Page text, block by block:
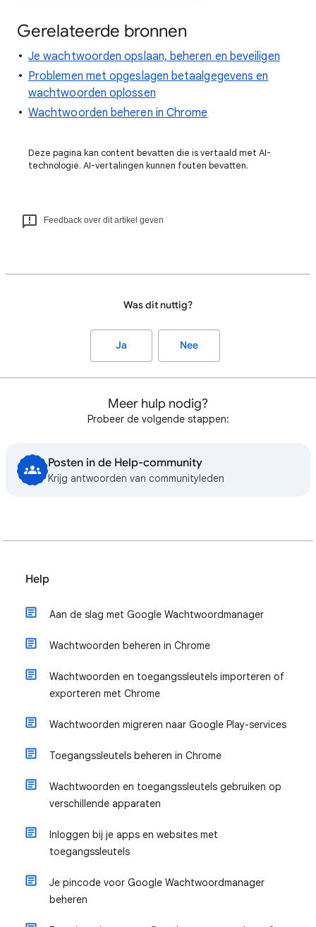
Gerelateerde bronnen
Je wachtwoorden opslaan, beheren en beveiligen
Problemen met opgeslagen betaalgegevens en
wachtwoorden oplossen
Wachtwoorden beheren in Chrome
Deze pagina kan content bevatten die is vertaald met AI-
technologie. AI-vertalingen kunnen fouten bevatten.
Feedback over dit artikel geven
Was dit nuttig?
Ja Nee
Meer hulp nodig?
Probeer de volgende stappen:
Posten in de Help-community
Krijg antwoorden van communityleden
Help
Aan de slag met Google Wachtwoordmanager
Wachtwoorden beheren in Chrome
Wachtwoorden en toegangssleutels importeren of
exporteren met Chrome
Wachtwoorden migreren naar Google Play-services
Toegangssleutels beheren in Chrome
Wachtwoorden en toegangssleutels gebruiken op
verschillende apparaten
Inloggen bij je apps en websites met
toegangssleutels
Je pincode voor Google Wachtwoordmanager
beheren